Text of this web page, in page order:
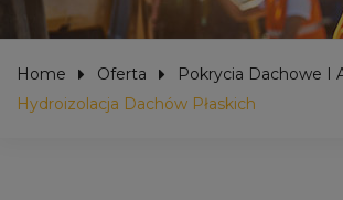
Home Oferta
Pokrycia Dachowe I
Hydroizolacja Dachów Płaskich